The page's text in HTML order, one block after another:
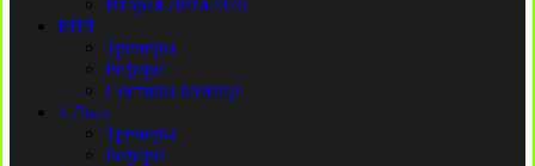
Вторая Лига2026
КПЛ
Тренеры
Рефери
Составы команд
1 Лига
Тренеры
Рефери